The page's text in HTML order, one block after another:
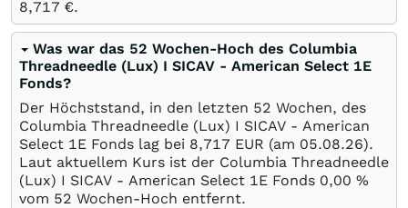
8,717 €.
Was war das 52 Wochen-Hoch des Columbia
Threadneedle (Lux) I SICAV - American Select 1E
Fonds?
Der Höchststand, in den letzten 52 Wochen, des
Columbia Threadneedle (Lux) I SICAV - American
Select 1E Fonds lag bei 8,717 EUR (am 05.08.26).
Laut aktuellem Kurs ist der Columbia Threadneedle
(Lux) I SICAV - American Select 1E Fonds 0,00 %
vom 52 Wochen-Hoch entfernt.